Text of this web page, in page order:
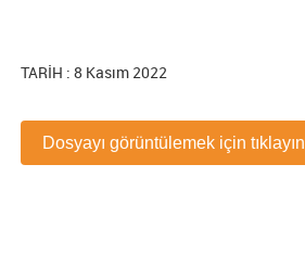
TARİH : 8 Kasım 2022
Dosyayı görüntülemek için tıklayın